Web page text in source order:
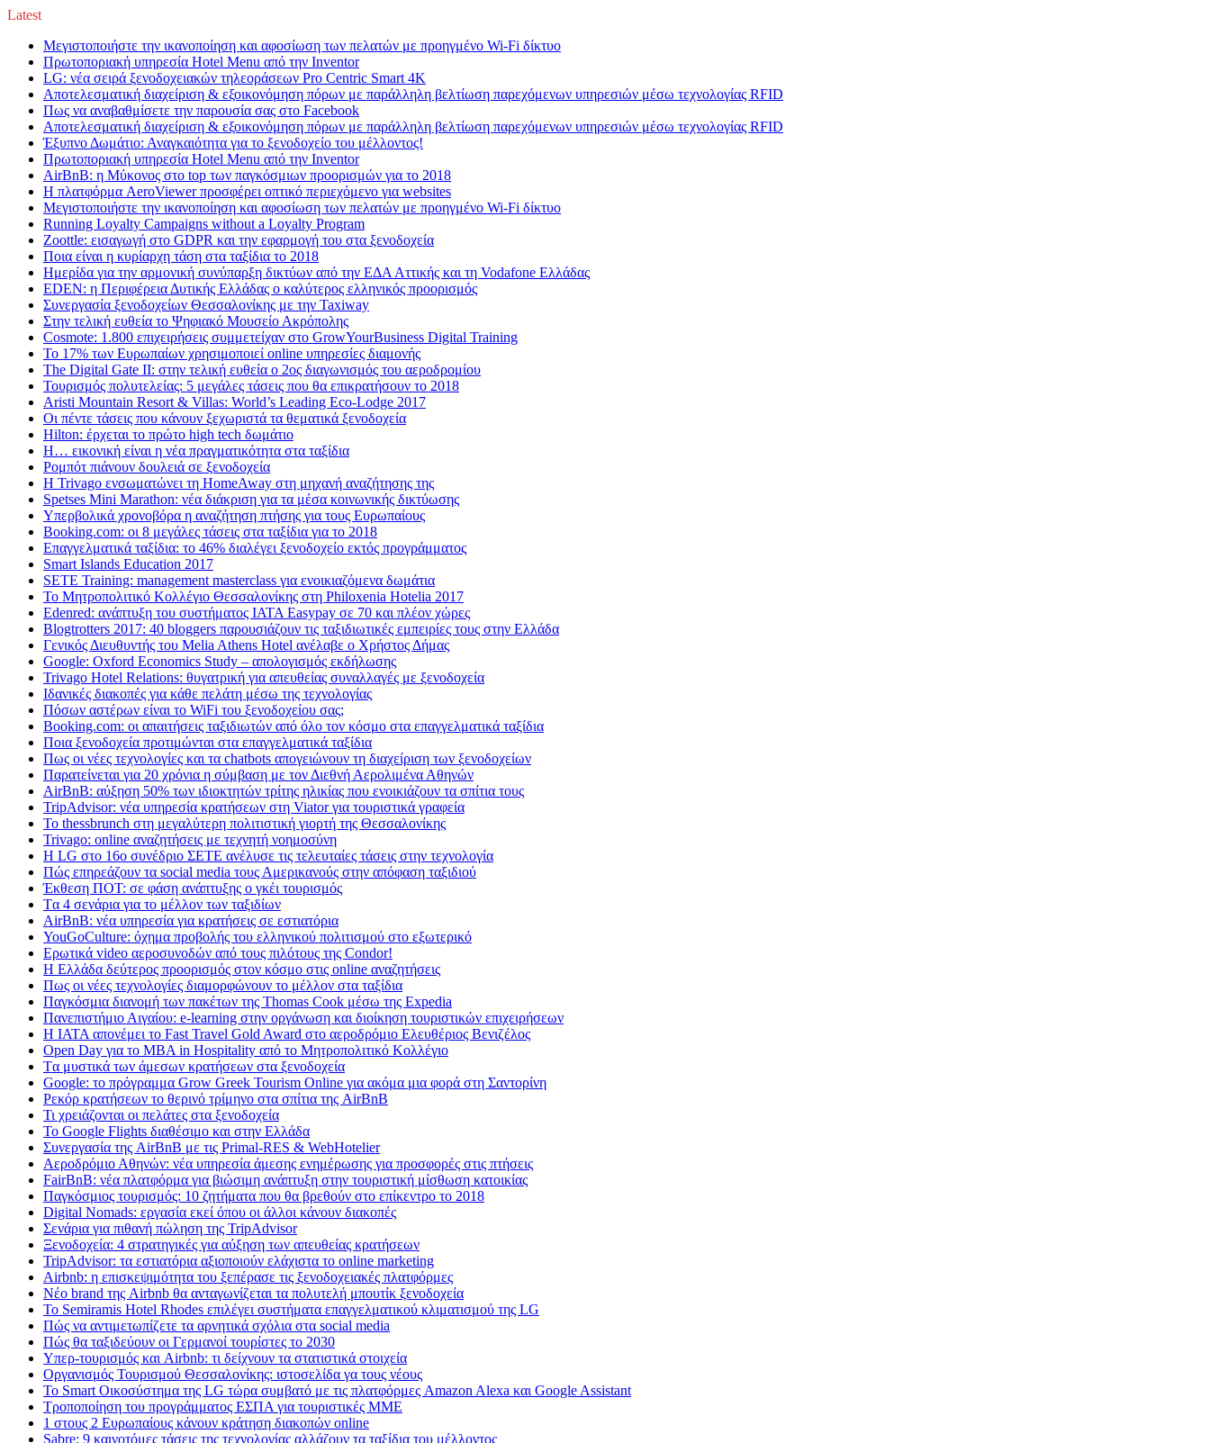
Latest
Μεγιστοποιήστε την ικανοποίηση και αφοσίωση των πελατών με προηγμένο Wi-Fi δίκτυο
Πρωτοποριακή υπηρεσία Hotel Menu από την Inventor
LG: νέα σειρά ξενοδοχειακών τηλεοράσεων Pro Centric Smart 4K
Αποτελεσματική διαχείριση & εξοικονόμηση πόρων με παράλληλη βελτίωση παρεχόμενων υπηρεσιών μέσω τεχνολογίας RFID
Πως να αναβαθμίσετε την παρουσία σας στο Facebook
Αποτελεσματική διαχείριση & εξοικονόμηση πόρων με παράλληλη βελτίωση παρεχόμενων υπηρεσιών μέσω τεχνολογίας RFID
Έξυπνο Δωμάτιο: Αναγκαιότητα για το ξενοδοχείο του μέλλοντος!
Πρωτοποριακή υπηρεσία Hotel Menu από την Inventor
AirBnB: η Μύκονος στο top των παγκόσμιων προορισμών για το 2018
Η πλατφόρμα AeroViewer προσφέρει οπτικό περιεχόμενο για websites
Μεγιστοποιήστε την ικανοποίηση και αφοσίωση των πελατών με προηγμένο Wi-Fi δίκτυο
Running Loyalty Campaigns without a Loyalty Program
Zoottle: εισαγωγή στο GDPR και την εφαρμογή του στα ξενοδοχεία
Ποια είναι η κυρίαρχη τάση στα ταξίδια το 2018
Ημερίδα για την αρμονική συνύπαρξη δικτύων από την ΕΔΑ Αττικής και τη Vodafone Ελλάδας
EDEN: η Περιφέρεια Δυτικής Ελλάδας ο καλύτερος ελληνικός προορισμός
Συνεργασία ξενοδοχείων Θεσσαλονίκης με την Taxiway
Στην τελική ευθεία το Ψηφιακό Μουσείο Ακρόπολης
Cosmote: 1.800 επιχειρήσεις συμμετείχαν στο GrowYourBusiness Digital Training
Το 17% των Ευρωπαίων χρησιμοποιεί online υπηρεσίες διαμονής
The Digital Gate II: στην τελική ευθεία ο 2ος διαγωνισμός του αεροδρομίου
Τουρισμός πολυτελείας: 5 μεγάλες τάσεις που θα επικρατήσουν το 2018
Aristi Mountain Resort & Villas: World’s Leading Eco-Lodge 2017
Οι πέντε τάσεις που κάνουν ξεχωριστά τα θεματικά ξενοδοχεία
Hilton: έρχεται τo πρώτο high tech δωμάτιο
Η… εικονική είναι η νέα πραγματικότητα στα ταξίδια
Ρομπότ πιάνουν δουλειά σε ξενοδοχεία
Η Trivago ενσωματώνει τη HomeAway στη μηχανή αναζήτησης της
Spetses Mini Marathon: νέα διάκριση για τα μέσα κοινωνικής δικτύωσης
Υπερβολικά χρονοβόρα η αναζήτηση πτήσης για τους Ευρωπαίους
Booking.com: οι 8 μεγάλες τάσεις στα ταξίδια για το 2018
Επαγγελματικά ταξίδια: το 46% διαλέγει ξενοδοχείο εκτός προγράμματος
Smart Islands Education 2017
SETE Training: management masterclass για ενοικιαζόμενα δωμάτια
Το Μητροπολιτικό Κολλέγιο Θεσσαλονίκης στη Philoxenia Hotelia 2017
Edenred: ανάπτυξη του συστήματος IATA Easypay σε 70 και πλέον χώρες
Blogtrotters 2017: 40 bloggers παρουσιάζουν τις ταξιδιωτικές εμπειρίες τους στην Ελλάδα
Γενικός Διευθυντής του Melia Athens Hotel ανέλαβε ο Χρήστος Δήμας
Google: Oxford Economics Study – απολογισμός εκδήλωσης
Trivago Hotel Relations: θυγατρική για απευθείας συναλλαγές με ξενοδοχεία
Iδανικές διακοπές για κάθε πελάτη μέσω της τεχνολογίας
Πόσων αστέρων είναι το WiFi του ξενοδοχείου σας;
Booking.com: οι απαιτήσεις ταξιδιωτών από όλο τον κόσμο στα επαγγελματικά ταξίδια
Ποια ξενοδοχεία προτιμώνται στα επαγγελματικά ταξίδια
Πως οι νέες τεχνολογίες και τα chatbots απογειώνουν τη διαχείριση των ξενοδοχείων
Παρατείνεται για 20 χρόνια η σύμβαση με τον Διεθνή Αερολιμένα Αθηνών
AirBnB: αύξηση 50% των ιδιοκτητών τρίτης ηλικίας που ενοικιάζουν τα σπίτια τους
TripAdvisor: νέα υπηρεσία κρατήσεων στη Viator για τουριστικά γραφεία
Το thessbrunch στη μεγαλύτερη πολιτιστική γιορτή της Θεσσαλονίκης
Trivago: online αναζητήσεις με τεχνητή νοημοσύνη
H LG στο 16ο συνέδριο ΣΕΤΕ ανέλυσε τις τελευταίες τάσεις στην τεχνολογία
Πώς επηρεάζουν τα social media τους Αμερικανούς στην απόφαση ταξιδιού
Έκθεση ΠΟΤ: σε φάση ανάπτυξης ο γκέι τουρισμός
Tα 4 σενάρια για το μέλλον των ταξιδίων
AirBnB: νέα υπηρεσία για κρατήσεις σε εστιατόρια
YouGoCulture: όχημα προβολής του ελληνικού πολιτισμού στο εξωτερικό
Eρωτικά video αεροσυνοδών από τους πιλότους της Condor!
Η Ελλάδα δεύτερος προορισμός στον κόσμο στις online αναζητήσεις
Πως οι νέες τεχνολογίες διαμορφώνουν το μέλλον στα ταξίδια
Παγκόσμια διανομή των πακέτων της Thomas Cook μέσω της Expedia
Πανεπιστήμιο Αιγαίου: e-learning στην οργάνωση και διοίκηση τουριστικών επιχειρήσεων
Η IATA απονέμει το Fast Travel Gold Award στο αεροδρόμιο Ελευθέριος Βενιζέλος
Open Day για το MBA in Hospitality από το Μητροπολιτικό Κολλέγιο
Tα μυστικά των άμεσων κρατήσεων στα ξενοδοχεία
Google: το πρόγραμμα Grow Greek Tourism Online για ακόμα μια φορά στη Σαντορίνη
Ρεκόρ κρατήσεων το θερινό τρίμηνο στα σπίτια της AirBnB
Τι χρειάζονται οι πελάτες στα ξενοδοχεία
Το Google Flights διαθέσιμο και στην Ελλάδα
Συνεργασία​ ​της​ ​AirBnB​ ​με​ ​τις​ ​Primal-RES​ ​&​ ​WebHotelier
Aεροδρόμιο Αθηνών: νέα υπηρεσία άμεσης ενημέρωσης για προσφορές στις πτήσεις
FairBnB: νέα πλατφόρμα για βιώσιμη ανάπτυξη στην τουριστική μίσθωση κατοικίας
Παγκόσμιος τουρισμός: 10 ζητήματα που θα βρεθούν στο επίκεντρο το 2018
Digital Nomads: εργασία εκεί όπου οι άλλοι κάνουν διακοπές
Σενάρια για πιθανή πώληση της TripAdvisor
Ξενοδοχεία: 4 στρατηγικές για αύξηση των απευθείας κρατήσεων
TripAdvisor: τα εστιατόρια αξιοποιούν ελάχιστα το online marketing
Airbnb: η επισκεψιμότητα του ξεπέρασε τις ξενοδοχειακές πλατφόρμες
Nέο brand της Airbnb θα ανταγωνίζεται τα πολυτελή μπουτίκ ξενοδοχεία
Το Semiramis Hotel Rhodes επιλέγει συστήματα επαγγελματικού κλιματισμού της LG
Πώς να αντιμετωπίζετε τα αρνητικά σχόλια στα social media
Πώς θα ταξιδεύουν οι Γερμανοί τουρίστες το 2030
Υπερ-τουρισμός και Airbnb: τι δείχνουν τα στατιστικά στοιχεία
Οργανισμός Τουρισμού Θεσσαλονίκης: ιστοσελίδα γα τους νέους
Το Smart Οικοσύστημα της LG τώρα συμβατό με τις πλατφόρμες Amazon Alexa και Google Assistant
Τροποποίηση του προγράμματος ΕΣΠΑ για τουριστικές ΜΜΕ
1 στους 2 Ευρωπαίους κάνουν κράτηση διακοπών online
Sabre: 9 καινοτόμες τάσεις της τεχνολογίας αλλάζουν τα ταξίδια του μέλλοντος